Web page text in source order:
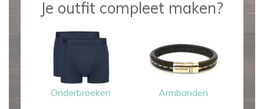
Je outfit compleet maken?
Onderbroeken Armbanden